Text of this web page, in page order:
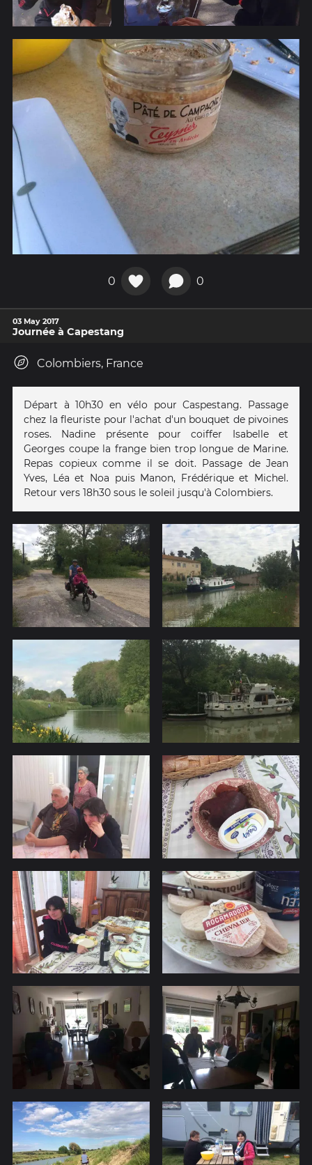
0 0
03 May 2017
Journée à Capestang
Colombiers, France
Départ à 10h30 en vélo pour Caspestang. Passage
chez la fleuriste pour l'achat d'un bouquet de pivoines
roses. Nadine présente pour coiffer Isabelle et
Georges coupe la frange bien trop longue de Marine.
Repas copieux comme il se doit. Passage de Jean
Yves, Léa et Noa puis Manon, Frédérique et Michel.
Retour vers 18h30 sous le soleil jusqu'à Colombiers.